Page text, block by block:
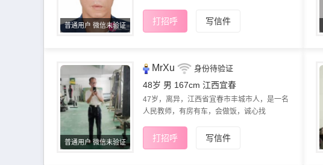
普通用户 微信未验证 打招呼 写信件
普通用户 微信未验证
MrXu 身份待验证
48岁 男 167cm 江西宜春
47岁，离异，江西省宜春市丰城市人，是一名
人民教师，有房有车，会做饭，诚心找
打招呼 写信件